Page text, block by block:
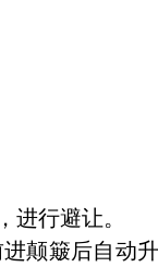
进行避让。
颠簸后自动